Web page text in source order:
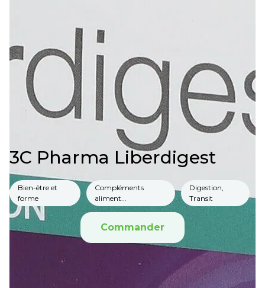
3C Pharma Liberdigest
Bien-être et
forme
Compléments
aliment...
Digestion,
Transit
Commander